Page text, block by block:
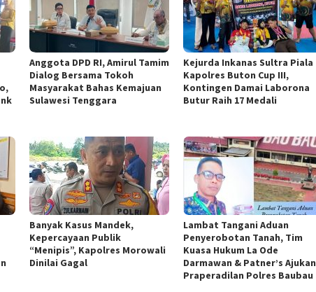
Anggota DPD RI, Amirul Tamim
Dialog Bersama Tokoh
Masyarakat Bahas Kemajuan
Sulawesi Tenggara
Kejurda Inkanas Sultra Piala
Kapolres Buton Cup III,
Kontingen Damai Laborona
Butur Raih 17 Medali
Banyak Kasus Mandek,
Kepercayaan Publik
“Menipis”, Kapolres Morowali
Dinilai Gagal
Lambat Tangani Aduan
Penyerobotan Tanah, Tim
Kuasa Hukum La Ode
Darmawan & Patner’s Ajukan
Praperadilan Polres Baubau